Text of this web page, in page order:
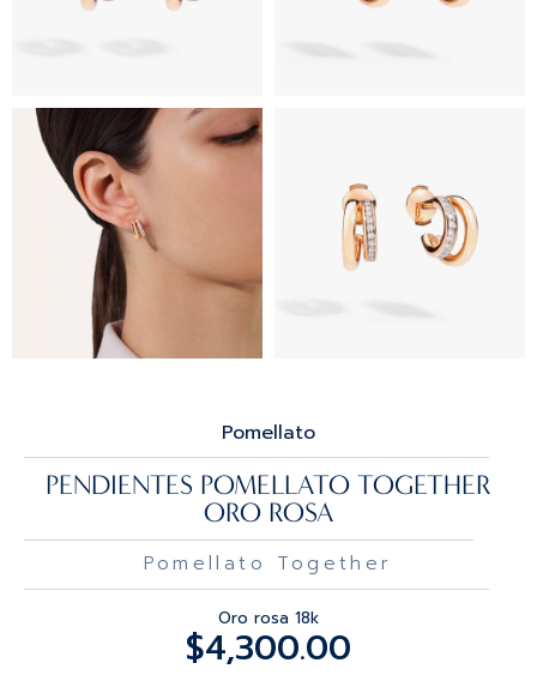
Pomellato
PENDIENTES POMELLATO TOGETHER
ORO ROSA
Pomellato Together
Oro rosa 18k
$4,300.00